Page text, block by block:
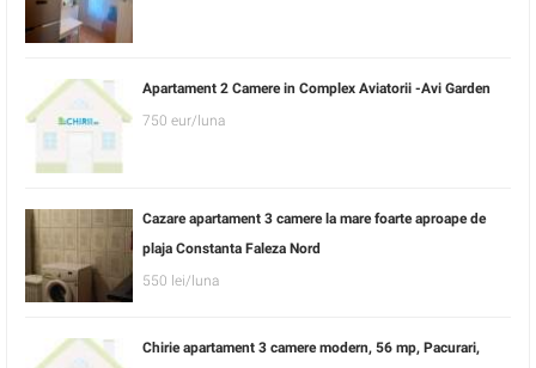
Apartament 2 Camere in Complex Aviatorii -Avi Garden
750 eur/luna
Cazare apartament 3 camere la mare foarte aproape de
plaja Constanta Faleza Nord
550 lei/luna
Chirie apartament 3 camere modern, 56 mp, Pacurari,